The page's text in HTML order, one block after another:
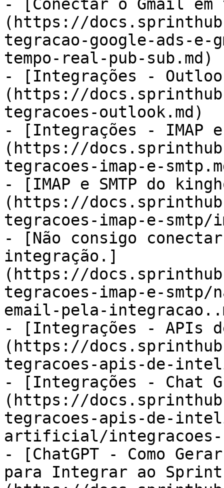
- [Conectar o Gmail
(https://
tegracao-google-ads-e-
tempo-real-pub-sub.md)
- [Integrações -
(https://
tegracoes-outlook.md)
- [Integrações - IMAP e
(https://
tegracoes-imap-e-
- [IMAP e SMTP do
(https://
tegracoes-imap-e-smtp/
- [Não consigo
integração.]
(https://
tegracoes-imap-e-smtp/
email-pela-
- [Integrações -
(https://
tegracoes-apis-de-
- [Integrações - Chat
(https://
tegracoes-apis-de-
artificial/integracoes-
- [ChatGPT - Como
para Integrar ao